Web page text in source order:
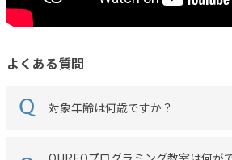
よくある質問
対象年齢は何歳ですか？